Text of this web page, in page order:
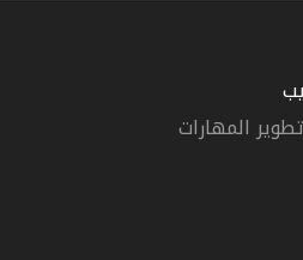
المهارات